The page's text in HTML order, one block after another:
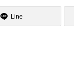
Line